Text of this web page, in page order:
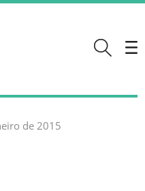
de 2015